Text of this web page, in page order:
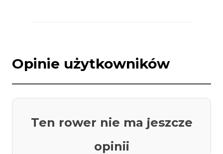
Opinie użytkowników
Ten rower nie ma jeszcze
opinii